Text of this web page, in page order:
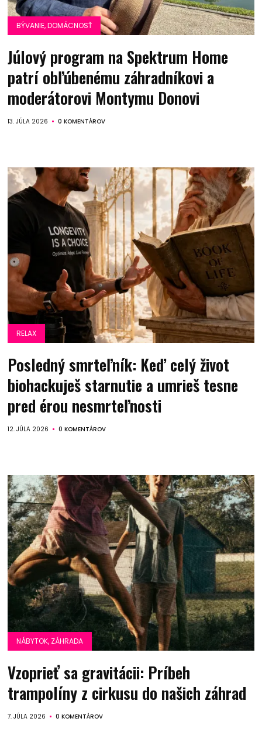
BÝVANIE, DOMÁCNOSŤ
Júlový program na Spektrum Home
patrí obľúbenému záhradníkovi a
moderátorovi Montymu Donovi
13. JÚLA 2026 0 KOMENTÁROV
RELAX
Posledný smrteľník: Keď celý život
biohackuješ starnutie a umrieš tesne
pred érou nesmrteľnosti
12. JÚLA 2026 0 KOMENTÁROV
NÁBYTOK, ZÁHRADA
Vzoprieť sa gravitácii: Príbeh
trampolíny z cirkusu do našich záhrad
7. JÚLA 2026 0 KOMENTÁROV